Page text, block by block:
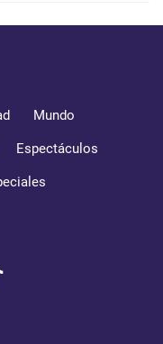
Mundo
Espectáculos